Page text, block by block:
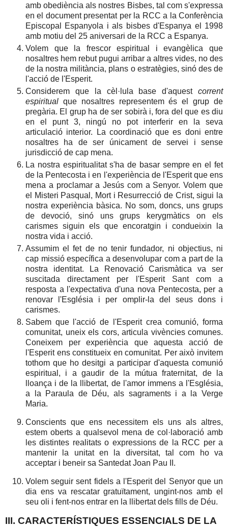
amb obediència als nostres Bisbes, tal com s'expressa
en el document presentat per la RCC a la Conferència
Episcopal Espanyola i als bisbes d'Espanya el 1998
amb motiu del 25 aniversari de la RCC a Espanya.
Volem que la frescor espiritual i evangèlica que
nosaltres hem rebut pugui arribar a altres vides, no des
de la nostra militància, plans o estratègies, sinó des de
l'acció de l'Esperit.
Considerem que la cèl·lula base d'aquest corrent
espiritual que nosaltres representem és el grup de
pregària. El grup ha de ser sobirà i, fora del que es diu
en el punt 3, ningú no pot interferir en la seva
articulació interior. La coordinació que es doni entre
nosaltres ha de ser únicament de servei i sense
jurisdicció de cap mena.
La nostra espiritualitat s'ha de basar sempre en el fet
de la Pentecosta i en l'experiència de l'Esperit que ens
mena a proclamar a Jesús com a Senyor. Volem que
el Misteri Pasqual, Mort i Resurrecció de Crist, sigui la
nostra experiència bàsica. No som, doncs, uns grups
de devoció, sinó uns grups kerygmàtics on els
carismes siguin els que encoratgin i condueixin la
nostra vida i acció.
Assumim el fet de no tenir fundador, ni objectius, ni
cap missió específica a desenvolupar com a part de la
nostra identitat. La Renovació Carismàtica va ser
suscitada directament per l'Esperit Sant com a
resposta a l'expectativa d'una nova Pentecosta, per a
renovar l'Església i per omplir-la del seus dons i
carismes.
Sabem que l'acció de l'Esperit crea comunió, forma
comunitat, uneix els cors, articula vivències comunes.
Coneixem per experiència que aquesta acció de
l'Esperit ens constitueix en comunitat. Per això invitem
tothom que ho desitgi a participar d'aquesta comunió
espiritual, i a gaudir de la mútua fraternitat, de la
lloança i de la llibertat, de l'amor immens a l'Església,
a la Paraula de Déu, als sagraments i a la Verge
Maria.
Conscients que ens necessitem els uns als altres,
estem oberts a qualsevol mena de col·laboració amb
les distintes realitats o expressions de la RCC per a
mantenir la unitat en la diversitat, tal com ho va
acceptar i beneir sa Santedat Joan Pau II.
Volem seguir sent fidels a l'Esperit del Senyor que un
dia ens va rescatar gratuïtament, ungint-nos amb el
seu oli i fent-nos entrar en la llibertat dels fills de Déu.
III. CARACTERÍSTIQUES ESSENCIALS DE LA